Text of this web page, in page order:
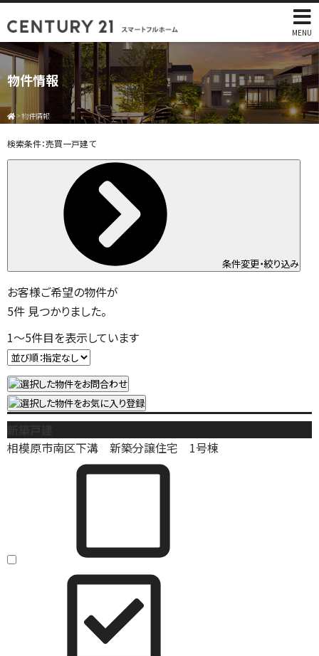
MENU
物件情報
>物件情報
検索条件：売買一戸建て
条件変更・絞り込み
お客様ご希望の物件が
5件 見つかりました。
1～5件目を表示しています
相模原市南区下溝 新築分譲住宅 1号棟